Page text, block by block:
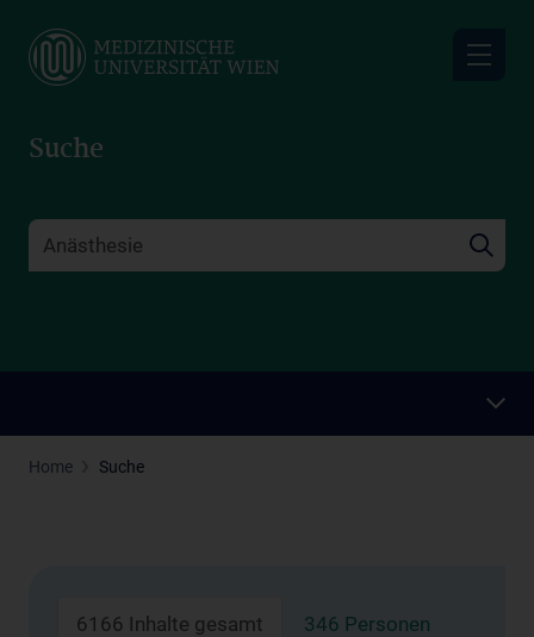
main
Suche
Home Suche
6166 Inhalte gesamt 346 Personen